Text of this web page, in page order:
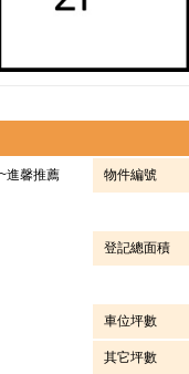
進馨推薦 物件編號
登記總面積
車位坪數
其它坪數